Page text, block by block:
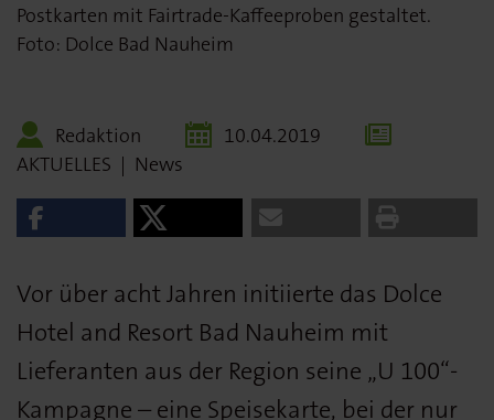
Postkarten mit Fairtrade-Kaffeeproben gestaltet.
Foto: Dolce Bad Nauheim
Redaktion
10.04.2019
AKTUELLES | News
Vor über acht Jahren initiierte das Dolce
Hotel and Resort Bad Nauheim mit
Lieferanten aus der Region seine „U 100“-
Kampagne – eine Speisekarte, bei der nur